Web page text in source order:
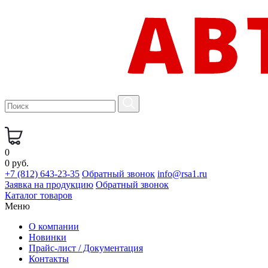
0
0 руб.
+7 (812) 643-23-35 Обратный звонок info@rsa1.ru
Заявка на продукцию Обратный звонок
Каталог товаров
Меню
О компании
Новинки
Прайс-лист / Документация
Контакты